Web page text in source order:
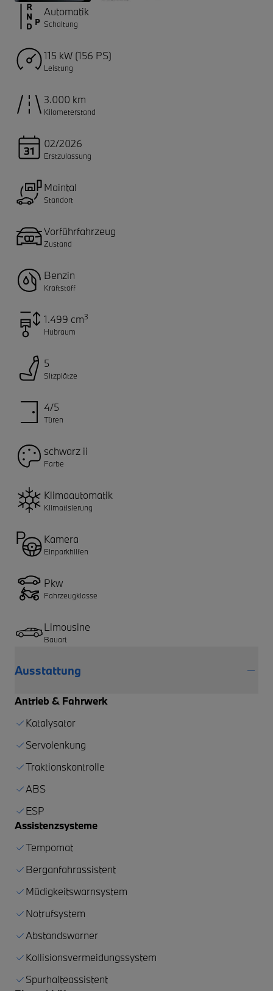
Automatik
Schaltung
115 kW (156 PS)
Leistung
3.000 km
Kilometerstand
02/2026
Erstzulassung
Maintal
Standort
Vorführfahrzeug
Zustand
Benzin
Kraftstoff
1.499 cm3
Hubraum
5
Sitzplätze
4/5
Türen
schwarz ii
Farbe
Klimaautomatik
Klimatisierung
Kamera
Einparkhilfen
Pkw
Fahrzeugklasse
Limousine
Bauart
Ausstattung
Antrieb & Fahrwerk
Katalysator
Servolenkung
Traktionskontrolle
ABS
ESP
Assistenzsysteme
Tempomat
Berganfahrassistent
Müdigkeitswarnsystem
Notrufsystem
Abstandswarner
Kollisionsvermeidungssystem
Spurhalteassistent